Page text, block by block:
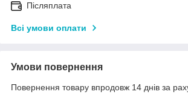
Післяплата
Всі умови оплати
Умови повернення
Повернення товару впродовж 14 днів за